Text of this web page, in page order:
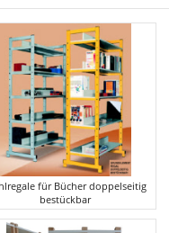
für Bücher doppelseitig
bestückbar